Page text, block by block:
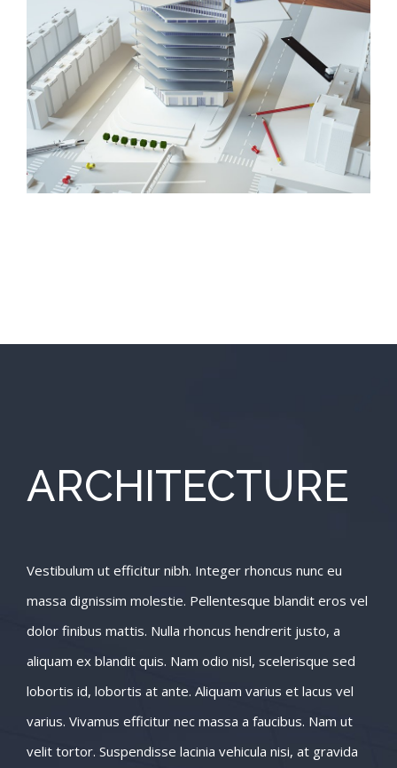
ARCHITECTURE
Vestibulum ut efficitur nibh. Integer rhoncus nunc eu
massa dignissim molestie. Pellentesque blandit eros vel
dolor finibus mattis. Nulla rhoncus hendrerit justo, a
aliquam ex blandit quis. Nam odio nisl, scelerisque sed
lobortis id, lobortis at ante. Aliquam varius et lacus vel
varius. Vivamus efficitur nec massa a faucibus. Nam ut
velit tortor. Suspendisse lacinia vehicula nisi, at gravida